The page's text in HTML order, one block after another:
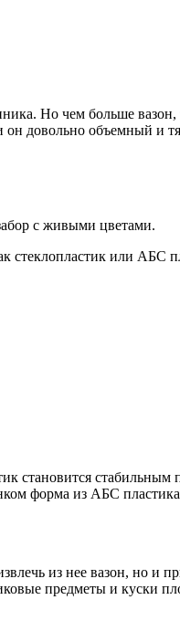
Но чем больше вазон,
он довольно объемный и
с живыми цветами.
стеклопластик или АБС
становится
форма из АБС
из нее вазон, но и
предметы и куски